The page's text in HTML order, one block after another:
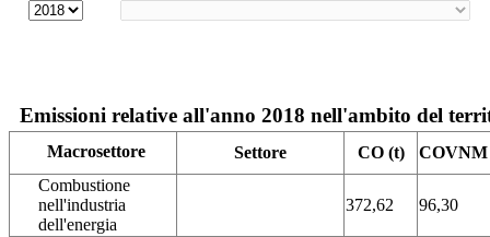
Emissioni relative all'anno 2018 nell'ambito del
Macrosettore Settore CO (t)
COVNM
Combustione
nell'industria
dell'energia
372,62 96,30